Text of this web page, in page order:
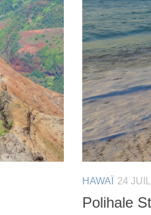
HAWAÏ 24
Polihale